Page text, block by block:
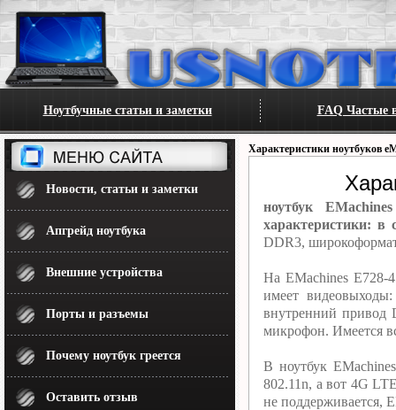
Ноутбучные статьи и заметки FAQ Частые
Новости, статьи и заметки
Апгрейд ноутбука
Внешние устройства
Порты и разъемы
Почему ноутбук греется
Оставить отзыв
Характеристики ноутбуков
ноутбук
характеристики: в
DDR3,
На EMachines E728-
имеет
внутренний привод
микрофон. Имеется
В ноутбук
802.11n, а вот 4G
не поддерживается,